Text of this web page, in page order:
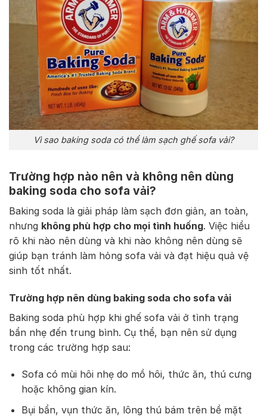
Vì sao baking soda có thể làm sạch ghế sofa vải?
Trường hợp nào nên và không nên dùng
baking soda cho sofa vải?
Baking soda là giải pháp làm sạch đơn giản, an toàn,
nhưng không phù hợp cho mọi tình huống. Việc hiểu
rõ khi nào nên dùng và khi nào không nên dùng sẽ
giúp bạn tránh làm hỏng sofa vải và đạt hiệu quả vệ
sinh tốt nhất.
Trường hợp nên dùng baking soda cho sofa vải
Baking soda phù hợp khi ghế sofa vải ở tình trạng
bẩn nhẹ đến trung bình. Cụ thể, bạn nên sử dụng
trong các trường hợp sau:
Sofa có mùi hôi nhẹ do mồ hôi, thức ăn, thú cưng
hoặc không gian kín.
Bụi bẩn, vụn thức ăn, lông thú bám trên bề mặt